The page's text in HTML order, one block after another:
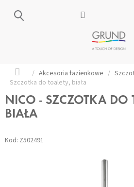
Home
/ Akcesoria łazienkowe /
Szczotka do toalety, biała
NICO - SZCZOTKA DO
BIAŁA
Kod: Z502491